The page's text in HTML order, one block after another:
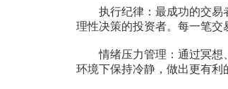
执行纪律：最成功的交易
理性决策的投资者。每一笔交
情绪压力管理：通过冥想、
环境下保持冷静，做出更有利